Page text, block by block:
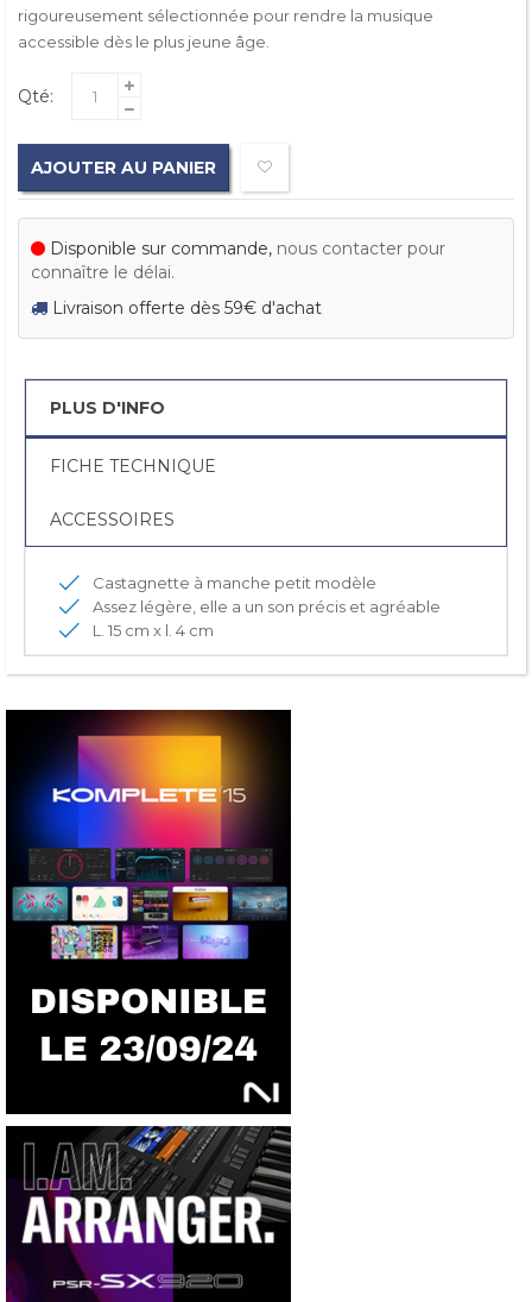
rigoureusement sélectionnée pour rendre la musique
accessible dès le plus jeune âge.
Qté:
AJOUTER AU PANIER
Disponible sur commande, nous contacter pour
connaître le délai.
Livraison offerte dès 59€ d'achat
PLUS D'INFO
FICHE TECHNIQUE
ACCESSOIRES
Castagnette à manche petit modèle
Assez légère, elle a un son précis et agréable
L. 15 cm x l. 4 cm